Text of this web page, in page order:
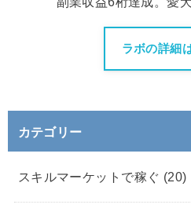
ラボの詳細
カテゴリー
スキルマーケットで稼ぐ (20)